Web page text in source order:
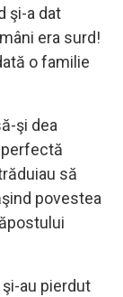
şi-a dat
era surd!
o familie
şi dea
să
povestea
au pierdut